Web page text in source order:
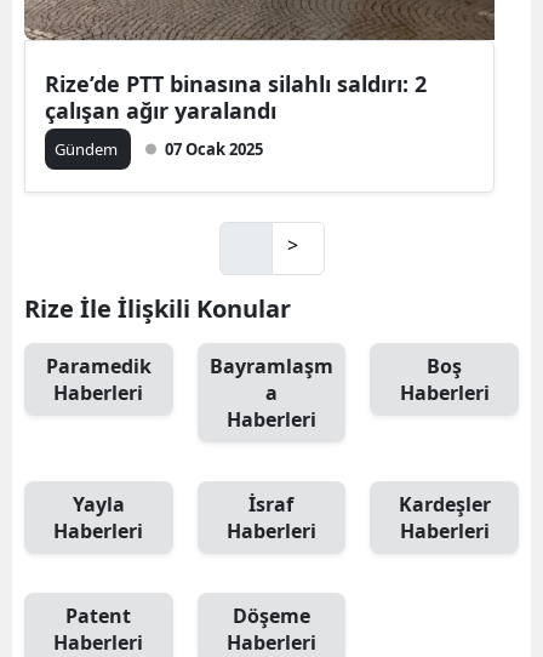
Rize’de PTT binasına silahlı saldırı: 2
çalışan ağır yaralandı
Gündem 07 Ocak 2025
>
Rize İle İlişkili Konular
Paramedik
Haberleri
Bayramlaşm
a
Haberleri
Boş
Haberleri
Yayla
Haberleri
İsraf
Haberleri
Kardeşler
Haberleri
Patent
Haberleri
Döşeme
Haberleri